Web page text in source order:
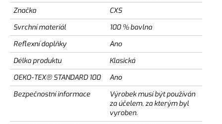
Značka
CXS
Svrchní materiál
100 % bavlna
Reflexní doplňky
Ano
Délka produktu
Klasická
OEKO-TEX® STANDARD 100
Ano
Bezpečnostní informace
Výrobek musí být používán
za účelem, za kterým byl
vyroben.